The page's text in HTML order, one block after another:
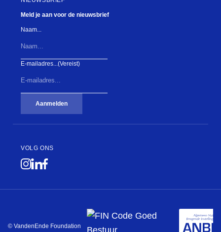
Meld je aan voor de nieuwsbrief
Naam...
E-mailadres...(Vereist)
Aanmelden
VOLG ONS
© VandenEnde Foundation